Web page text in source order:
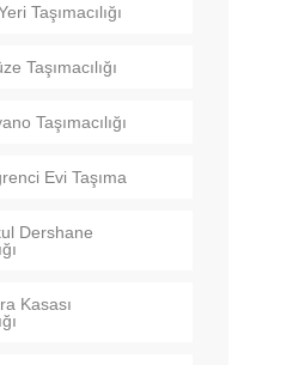
Taşımacılığı
Taşımacılığı
Taşımacılığı
Evi Taşıma
Dershane
Kasası